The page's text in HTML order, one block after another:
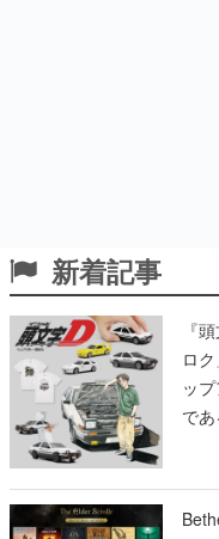
新着記事
『
ロ
ッ
で
11